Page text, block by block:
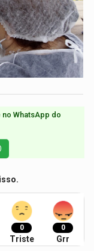
WhatsApp do
0
Triste
0
Grr